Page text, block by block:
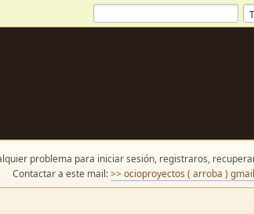
problema para iniciar sesión, registraros,
Contactar a este mail:>> ocioproyectos ( arroba )